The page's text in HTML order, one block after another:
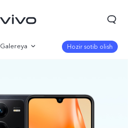
Galereya
Parametr
Hozir sotib olish